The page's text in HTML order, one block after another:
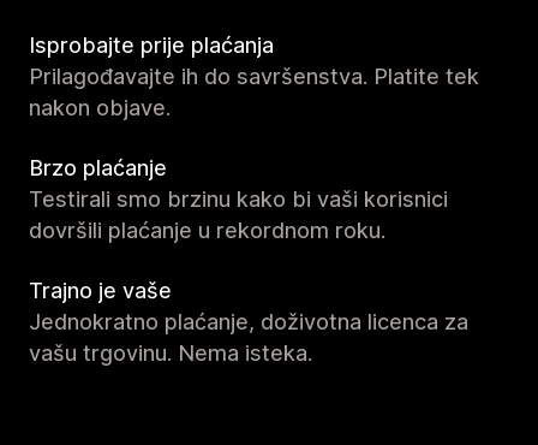
Isprobajte prije plaćanja
Prilagođavajte ih do savršenstva. Platite tek
nakon objave.
Brzo plaćanje
Testirali smo brzinu kako bi vaši korisnici
dovršili plaćanje u rekordnom roku.
Trajno je vaše
Jednokratno plaćanje, doživotna licenca za
vašu trgovinu. Nema isteka.